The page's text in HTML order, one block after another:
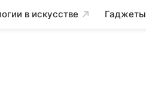
в искусстве Гаджеты